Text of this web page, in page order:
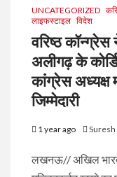
UNCATEGORIZED
लाइफस्टाइल विदेश
वरिष्ठ
अलीगढ़ के
कांग्रेस अध्यक्ष
जिम्मेदारी
1 year ago
लखनऊ// अखिल